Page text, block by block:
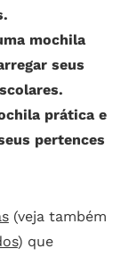
mochila
seus
prática e
pertences
(veja também
) que